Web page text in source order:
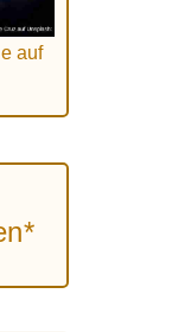
auf